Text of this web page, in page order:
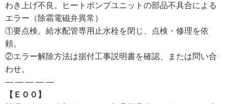
わき上げ不良。ヒートポンプユニットの部品不具合による
エラー（除霜電磁弁異常）
①要点検。給水配管専用止水栓を閉じ、点検・修理を依
頼。
②エラー解除方法は据付工事説明書を確認、または問い合
わせ。
— — — — —
【Ｅ００】